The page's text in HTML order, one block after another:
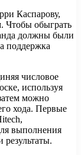
Каспарову,
Чтобы обыграть
должны были
поддержка
числовое
используя
можно
хода. Первые
выполнения